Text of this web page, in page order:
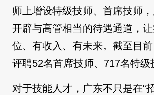
师上增设特级技师、首席技师
开辟与高管相当的待遇通道，
位、有收入、有未来。截至目
评聘52名首席技师、717名特级
对于技能人才，广东不只是在“